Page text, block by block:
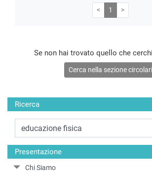
Ricerca
Presentazione
Chi Siamo
< 1 >
Se non hai trovato quello che
Cerca nella sezione circolari